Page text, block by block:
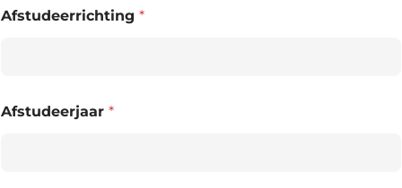
Afstudeerrichting *
Afstudeerjaar *